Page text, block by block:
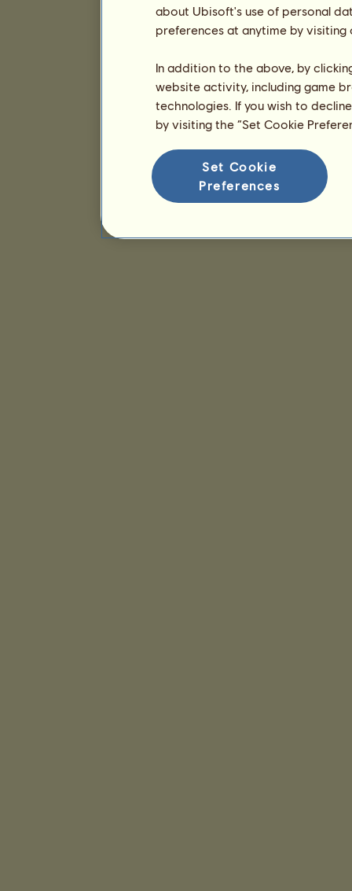
about Ubisoft's use of personal
preferences at anytime by
In addition to the above, by
website activity, including game
technologies. If you wish to
by visiting the “Set Cookie
Set Cookie
Preferences